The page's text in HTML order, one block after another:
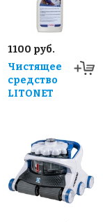
1100 руб.
Чистящее
средство
LITONET